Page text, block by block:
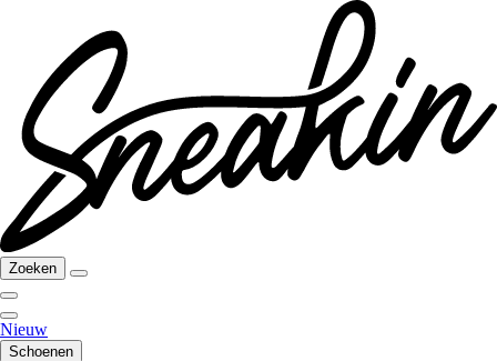
Zoeken
Nieuw
Schoenen